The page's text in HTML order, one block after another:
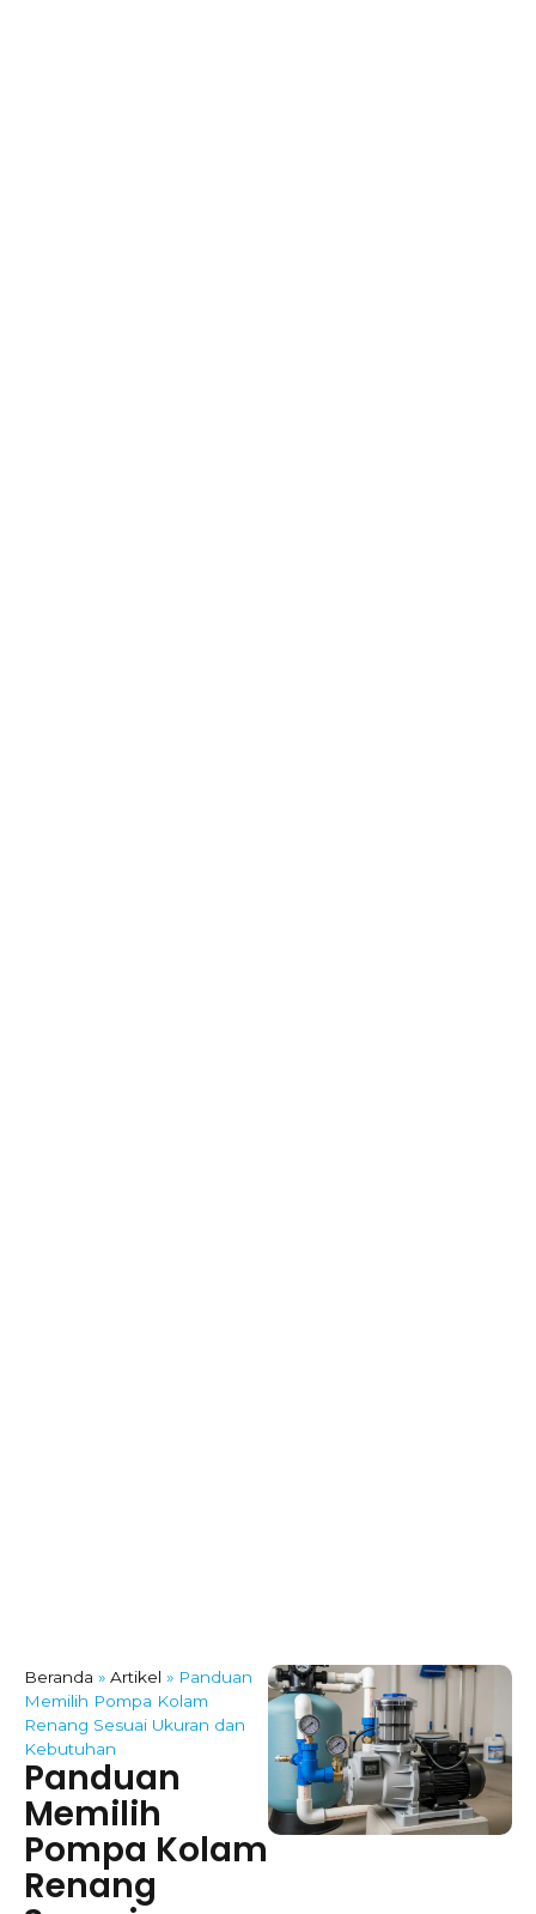
Beranda » Artikel » Panduan
Memilih Pompa Kolam
Renang Sesuai Ukuran dan
Kebutuhan
Panduan
Memilih
Pompa Kolam
Renang